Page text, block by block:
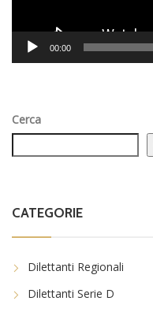
00:00
Cerca
CATEGORIE
Dilettanti Regionali
Dilettanti Serie D